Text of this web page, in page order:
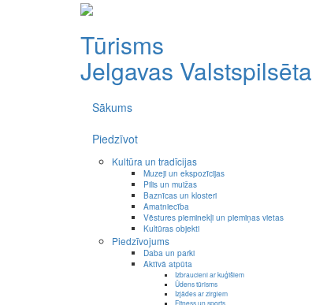
Tūrisms
Jelgavas Valstspilsēta
Sākums
Piedzīvot
Kultūra un tradīcijas
Muzeji un ekspozīcijas
Pilis un muižas
Baznīcas un klosteri
Amatniecība
Vēstures pieminekļi un piemiņas vietas
Kultūras objekti
Piedzīvojums
Daba un parki
Aktīvā atpūta
Izbraucieni ar kuģīšiem
Ūdens tūrisms
Izjādes ar zirgiem
Fitness un sports